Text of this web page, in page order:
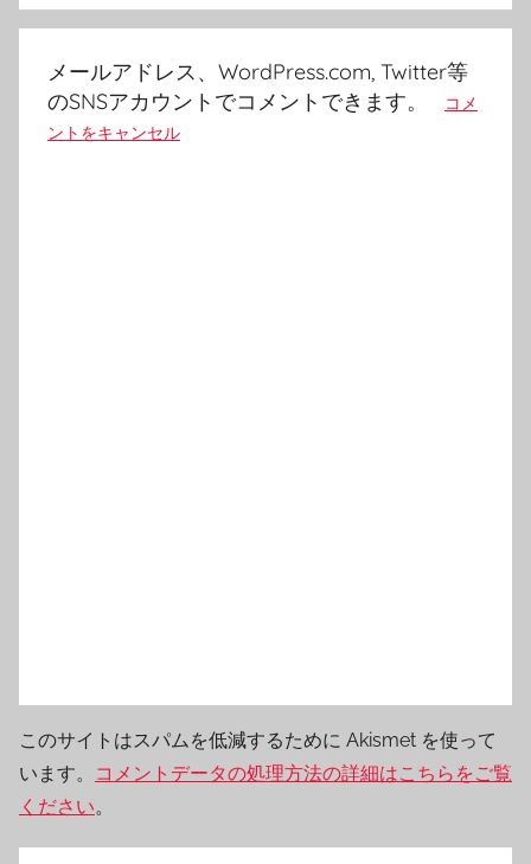
シ
ン
メールアドレス、WordPress.com, Twitter等
のSNSアカウントでコメントできます。
コメ
ントをキャンセル
このサイトはスパムを低減するために Akismet を使って
います。
コメントデータの処理方法の詳細はこちらをご覧
ください。